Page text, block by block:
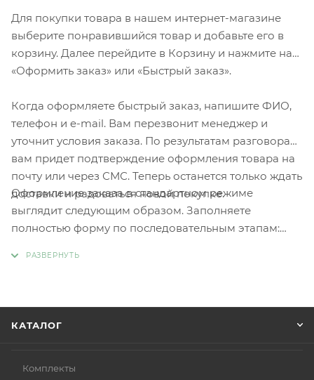
Для покупки товара в нашем интернет-магазине
выберите понравившийся товар и добавьте его в
корзину. Далее перейдите в Корзину и нажмите на
«Оформить заказ» или «Быстрый заказ».
Когда оформляете быстрый заказ, напишите ФИО,
телефон и e-mail. Вам перезвонит менеджер и
уточнит условия заказа. По результатам разговора
вам придет подтверждение оформления товара на
почту или через СМС. Теперь останется только ждать
доставки и радоваться новой покупке.
Оформление заказа в стандартном режиме
выглядит следующим образом. Заполняете
полностью форму по последовательным этапам:
КАТАЛОГ
Комплекты